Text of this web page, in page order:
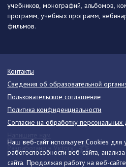
Наш веб-сайт использует Cookies для
работоспособности веб-сайта,
сайта. Продолжая работу на веб-
учебников, монографий, альбомов,
программ, учебных программ,
фильмов.
Контакты
Сведения об образовательной
Пользовательское соглашение
Политика конфиденциальности
Согласие на обработку персональных
Разработано в Victory